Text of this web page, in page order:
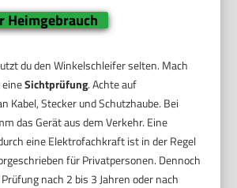
Heimgebrauch
du den Winkelschleifer selten. Mach
eineSichtprüfung. Achte auf
Kabel, Stecker und Schutzhaube. Bei
das Gerät aus dem Verkehr. Eine
eine Elektrofachkraft ist in der Regel
für Privatpersonen. Dennoch
nach 2 bis 3 Jahren oder nach